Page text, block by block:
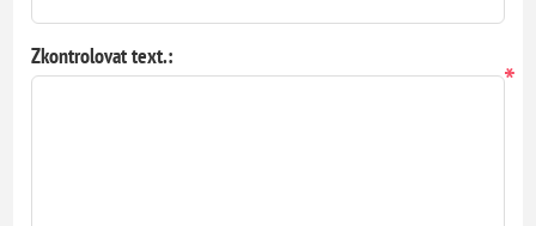
Zkontrolovat text.:
*